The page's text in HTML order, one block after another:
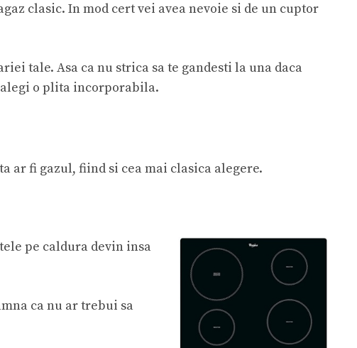
clasic. In mod cert vei avea nevoie si de un cuptor
tale. Asa ca nu strica sa te gandesti la una daca
o plita incorporabila.
ar fi gazul, fiind si cea mai clasica alegere.
pe caldura devin insa
ca nu ar trebui sa